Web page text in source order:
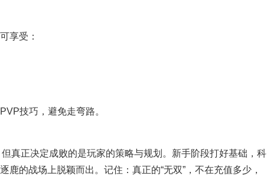
享受：
技巧，避免走弯路。
但真正决定成败的是玩家的策略与规划。新手阶段打好基础，科
鹿的战场上脱颖而出。记住：真正的“无双”，不在充值多少，